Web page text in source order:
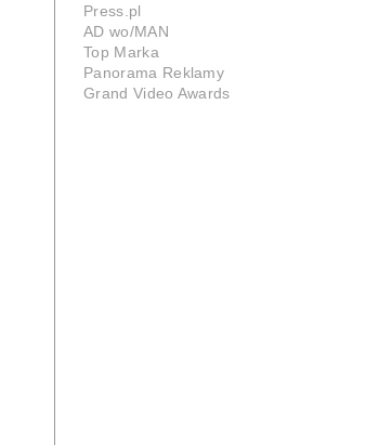
Press.pl
AD wo/MAN
Top Marka
Panorama Reklamy
Grand Video Awards